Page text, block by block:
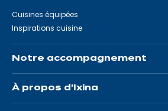
Cuisines équipées
Inspirations cuisine
Notre accompagnement
À propos d'Ixina